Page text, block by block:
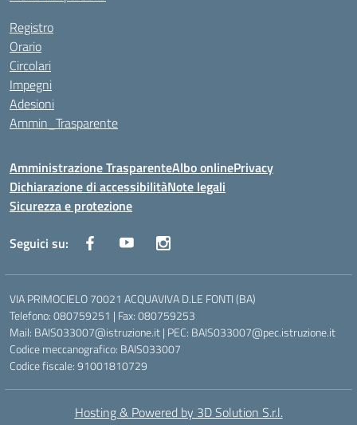
Registro
Orario
Circolari
Impegni
Adesioni
Ammin_Trasparente
Amministrazione TrasparenteAlbo onlinePrivacy
Dichiarazione di accessibilitàNote legali
Sicurezza e protezione
Seguici su:
VIA PRIMOCIELO 70021 ACQUAVIVA D.LE FONTI (BA)
Telefono: 080759251 | Fax: 080759253
Mail: BAIS033007@istruzione.it | PEC: BAIS033007@pec.istruzione.it
Codice meccanografico: BAIS033007
Codice fiscale: 91001810729
Hosting & Powered by 3D Solution S.r.l.